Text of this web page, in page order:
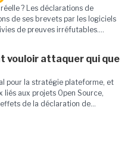
? Les déclarations de
de ses brevets par les logiciels
de preuves irréfutables....
vouloir attaquer qui que
pour la stratégie plateforme, et
liés aux projets Open Source,
de la déclaration de...